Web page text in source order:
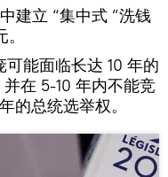
建立 “集中式 ”洗钱
能面临长达 10 年的
在 5-10 年内不能竞
的总统选举权。